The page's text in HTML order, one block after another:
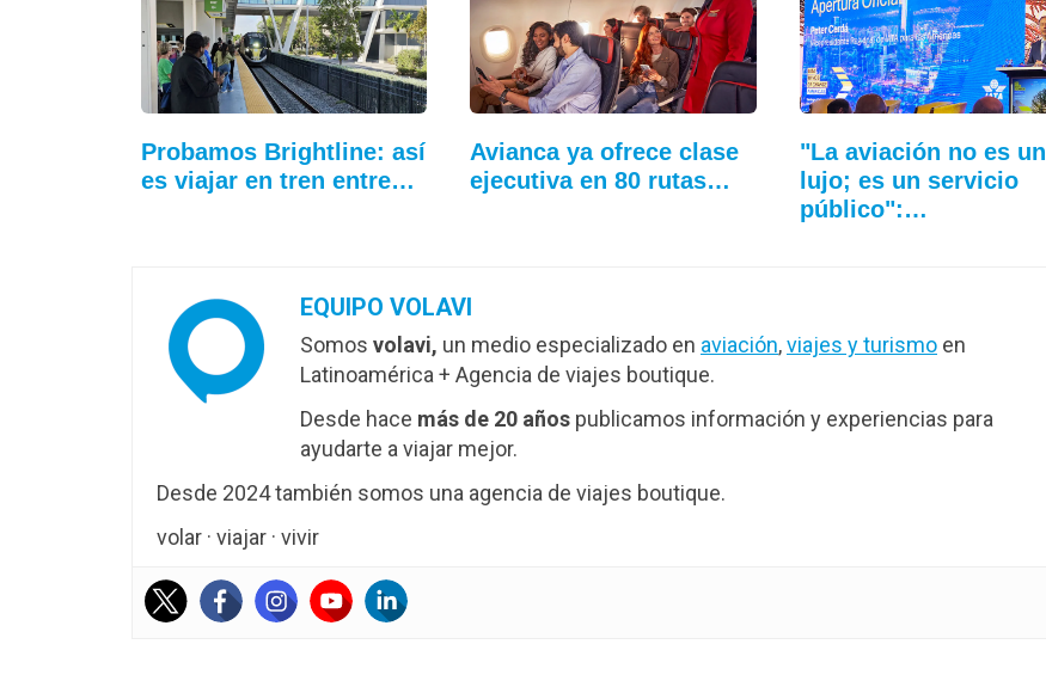
Probamos Brightline: así
es viajar en tren entre…
Avianca ya ofrece clase
ejecutiva en 80 rutas…
"La aviación no es un
lujo; es un servicio
público":…
EQUIPO VOLAVI
Somos volavi, un medio especializado en aviación,viajes y turismo en
Latinoamérica + Agencia de viajes boutique.
Desde hace más de 20 años publicamos información y experiencias para
ayudarte a viajar mejor.
Desde 2024 también somos una agencia de viajes boutique.
volar · viajar · vivir